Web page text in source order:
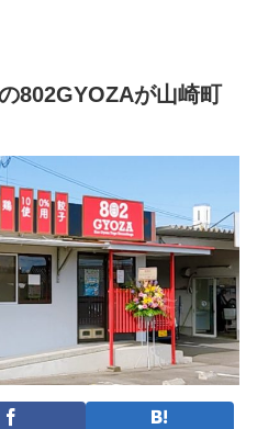
802GYOZAが山崎町